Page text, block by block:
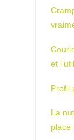
et
Profil
La
place